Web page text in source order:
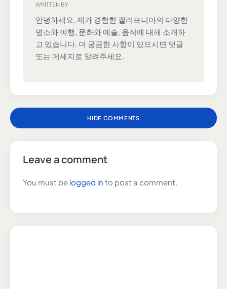
WRITTEN BY
안녕하세요. 제가 경험한 캘리포니아의 다양한
명소와 여행, 문화와 예술, 음식에 대해 소개하
고 있습니다. 더 궁금한 사항이 있으시면 댓글
또는 메세지로 알려주세요.
HIDE COMMENTS
Leave a comment
You must be logged in to post a comment.